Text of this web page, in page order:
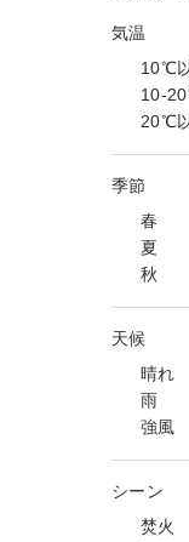
気温
10℃
10-
20℃
季節
春
夏
秋
天候
晴れ
雨
強風
シーン
焚火